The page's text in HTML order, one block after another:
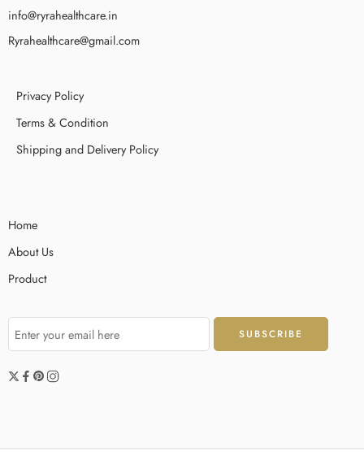
info@ryrahealthcare.in
Ryrahealthcare@gmail.com
Privacy Policy
Terms & Condition
Shipping and Delivery Policy
Home
About Us
Product